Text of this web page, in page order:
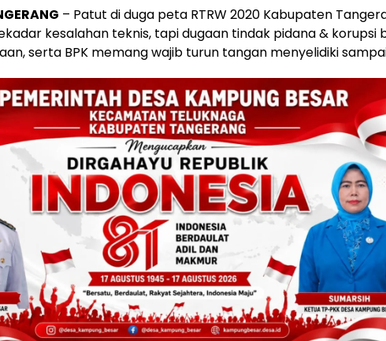
– Patut di duga peta RTRW 2020 Kabupaten
kesalahan teknis, tapi dugaan tindak pidana & korupsi
serta BPK memang wajib turun tangan menyelidiki